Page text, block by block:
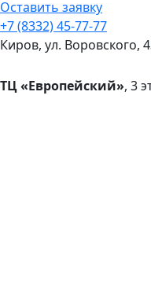
Оставить заявку
+7 (8332) 45-77-77
Киров, ул. Воровского,
ТЦ «Европейский», 3